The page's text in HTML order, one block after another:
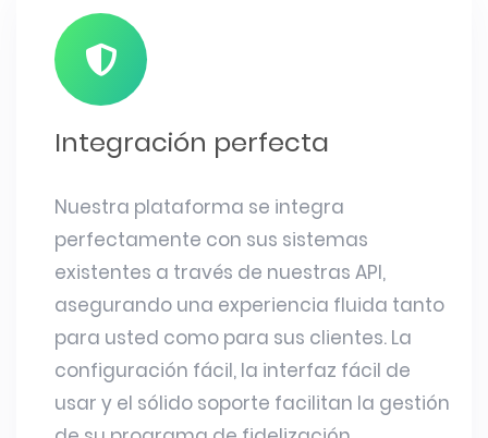
Integración perfecta
Nuestra plataforma se integra
perfectamente con sus sistemas
existentes a través de nuestras API,
asegurando una experiencia fluida tanto
para usted como para sus clientes. La
configuración fácil, la interfaz fácil de
usar y el sólido soporte facilitan la gestión